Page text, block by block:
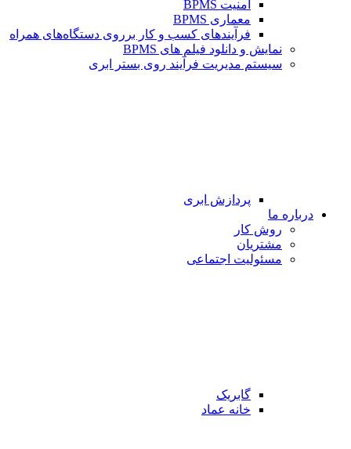
امنیت BPMS
معماری BPMS
فرآیندهای کسب و کار برروی دستگاه‌های همراه
نمایش و دانلود فیلم های BPMS
سیستم مدیریت فرآیند روی بستر ابری
پردازش ابری
درباره ما
روش کار
مشتریان
مسئولیت اجتماعی
گابریک
خانه عماد